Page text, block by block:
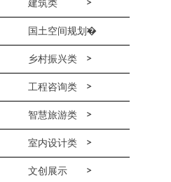
建筑类
国土空间规划�
乡村振兴类
工程咨询类
智慧旅游类
室内设计类
文创展示